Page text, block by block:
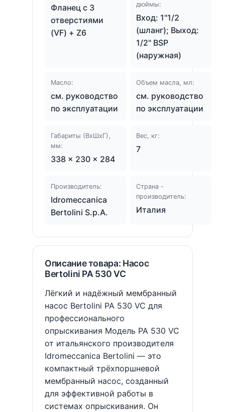
Фланец с 3
отверстиями
(VF) + Z6
дюймы:
Вход: 1"1/2
(шланг); Выход:
1/2" BSP
(наружная)
Масло:
см. руководство
по эксплуатации
Объем масла, мл:
см. руководство
по эксплуатации
Габариты (ВхШхГ),
мм:
338 × 230 × 284
Вес, кг:
7
Производитель:
Idromeccanica
Bertolini S.p.A.
Страна -
производитель:
Италия
Описание товара: Насос
Bertolini PA 530 VC
Лёгкий и надёжный мембранный
насос Bertolini PA 530 VC для
профессионального
опрыскивания Модель PA 530 VC
от итальянского производителя
Idromeccanica Bertolini — это
компактный трёхпоршневой
мембранный насос, созданный
для эффективной работы в
системах опрыскивания. Он